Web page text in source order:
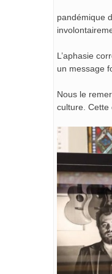
pandémique
L’aphasie
un message
Nous le
culture. Cette